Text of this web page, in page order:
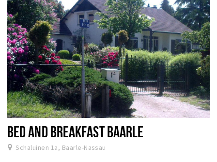
BED AND BREAKFAST BAARLE
Schaluinen 1a, Baarle-Nassau